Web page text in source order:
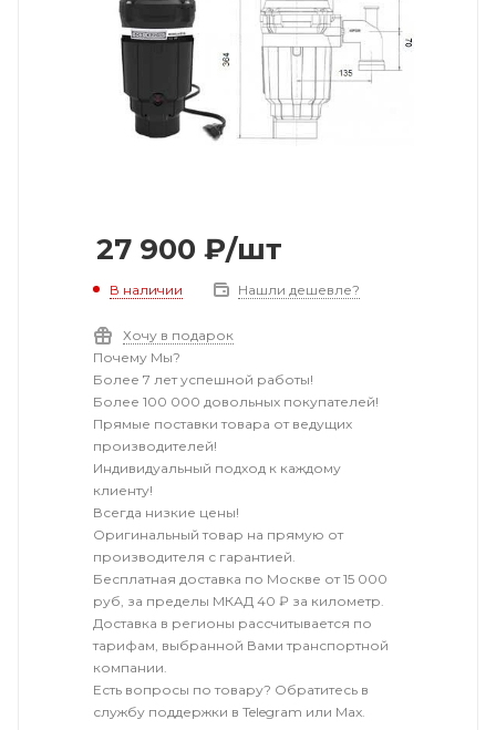
27 900 ₽/шт
В наличии Нашли дешевле?
Хочу в подарок
Почему Мы?
Более 7 лет успешной работы!
Более 100 000 довольных покупателей!
Прямые поставки товара от ведущих
производителей!
Индивидуальный подход к каждому
клиенту!
Всегда низкие цены!
Оригинальный товар на прямую от
производителя с гарантией.
Бесплатная доставка по Москве от 15 000
руб, за пределы МКАД 40 ₽ за километр.
Доставка в регионы рассчитывается по
тарифам, выбранной Вами транспортной
компании.
Есть вопросы по товару? Обратитесь в
службу поддержки в Telegram или Max.